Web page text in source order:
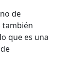
de
también
que es una